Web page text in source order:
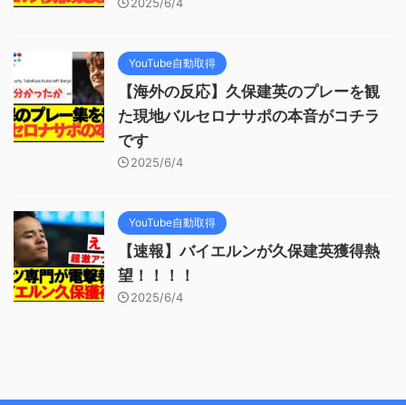
2025/6/4
YouTube自動取得
【海外の反応】久保建英のプレーを観
た現地バルセロナサポの本音がコチラ
です
2025/6/4
YouTube自動取得
【速報】バイエルンが久保建英獲得熱
望！！！！
2025/6/4